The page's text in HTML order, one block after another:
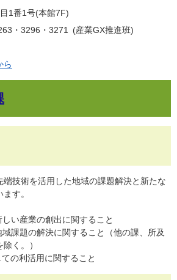
1番1号(本館7F)
・3296・3271
産業GX推進班
ら
技術を活用した地域の課題解決と新たな
す。
い産業の創出に関すること
課題の解決に関すること（他の課、所及
く。）
の利活用に関すること